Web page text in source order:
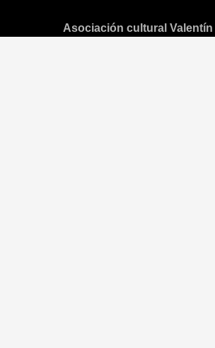
Asociación cultural Valentín